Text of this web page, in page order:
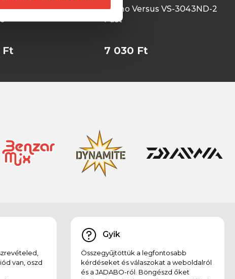
VS-3043ND
Ft
Meiho Versus VS-3043ND-2
Füst
7 030 Ft
van, oszd
Gyik
Összegyűjtöttük a legfontosabb
kérdéseket és válaszokat a weboldalról
és a JADABO-ról. Böngészd őket